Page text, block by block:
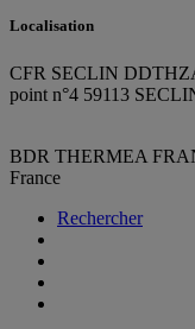
Localisation
CFR SECLIN DDTH
point n°4 59113
BDR THERMEA
France
Rechercher